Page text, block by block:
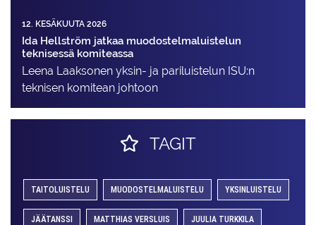
12. KESÄKUUTA 2026
Ida Hellström jatkaa muodostelmaluistelun
teknisessä komiteassa
Leena Laaksonen yksin- ja pariluistelun ISU:n
teknisen komitean johtoon
TAGIT
TAITOLUISTELU MUODOSTELMALUISTELU YKSINLUISTELU
JÄÄTANSSI MATTHIAS VERSLUIS JUULIA TURKKILA